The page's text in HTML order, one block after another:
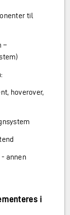
til
–
hoverover,
annen
i